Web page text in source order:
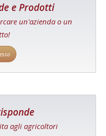
e Prodotti
un'azienda o un
agli agricoltori